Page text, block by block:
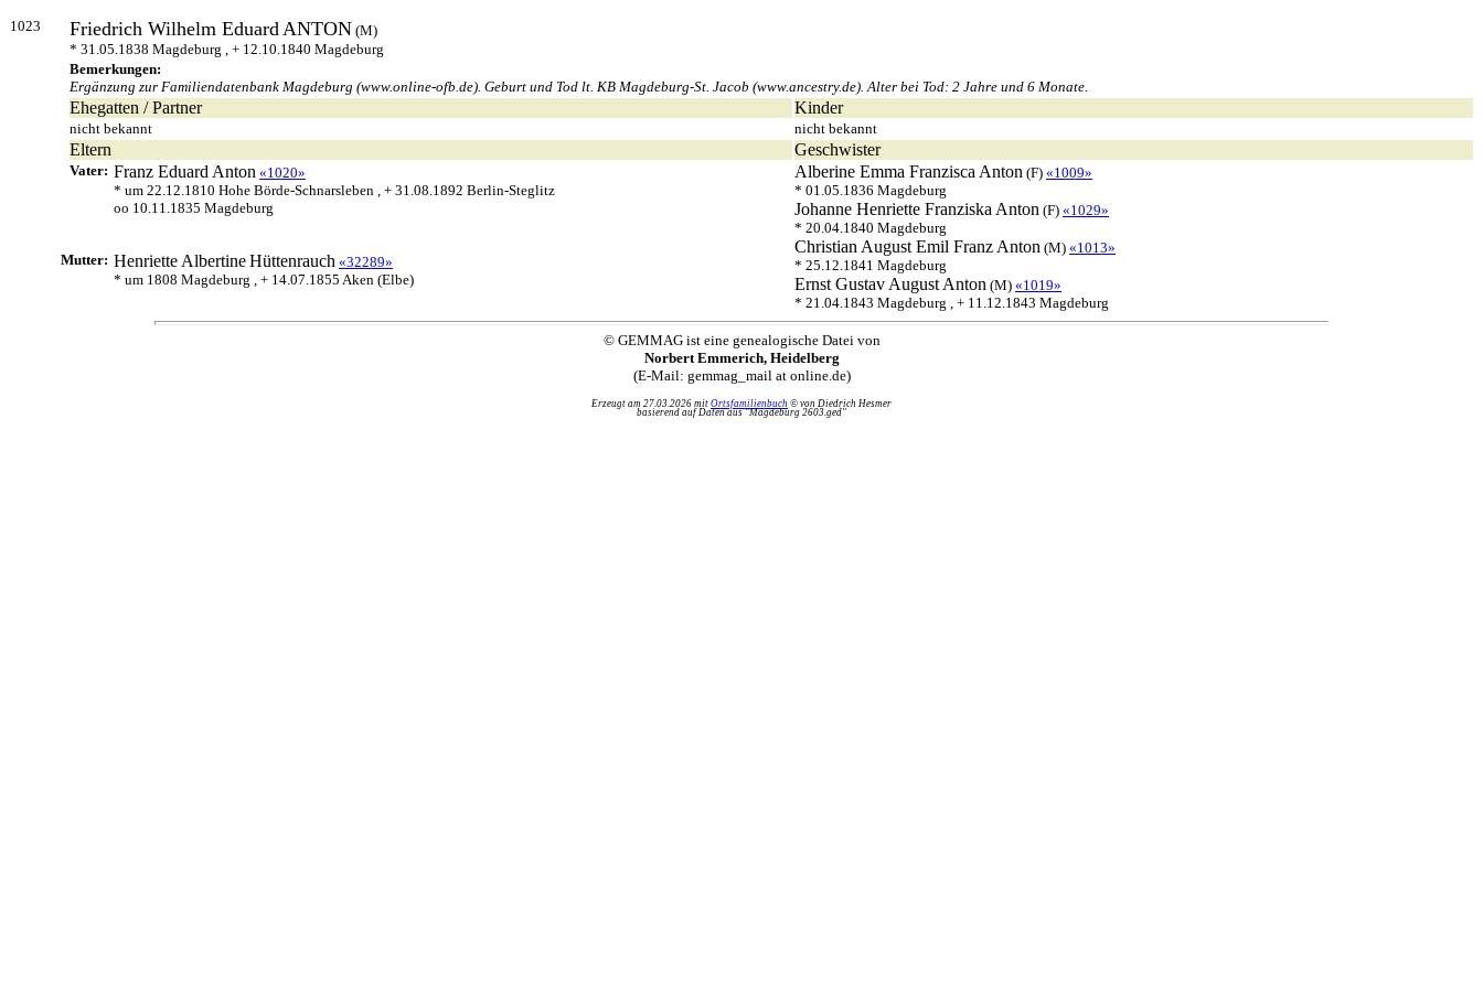
1023 Friedrich Wilhelm EduardANTON (M)
* 31.05.1838 Magdeburg , + 12.10.1840 Magdeburg
Bemerkungen:
Ergänzung zur Familiendatenbank Magdeburg (www.online-ofb.de). Geburt und Tod lt. KB Magdeburg-St. Jacob (www.ancestry.de). Alter bei Tod: 2 Jahre und 6 Monate.
Ehegatten / Partner Kinder
nicht bekannt nicht bekannt
Eltern Geschwister
Vater: Franz Eduard Anton «1020»
* um 22.12.1810 Hohe Börde-Schnarsleben , + 31.08.1892 Berlin-Steglitz
oo 10.11.1835 Magdeburg
Alberine Emma Franzisca Anton (F) «1009»
* 01.05.1836 Magdeburg
Johanne Henriette Franziska Anton (F) «1029»
* 20.04.1840 Magdeburg
Christian August Emil Franz Anton (M) «1013»
* 25.12.1841 Magdeburg
Ernst Gustav August Anton (M) «1019»
* 21.04.1843 Magdeburg , + 11.12.1843 Magdeburg
Mutter: Henriette AlbertineHüttenrauch «32289»
* um 1808 Magdeburg , + 14.07.1855 Aken (Elbe)
© GEMMAG ist eine genealogische Datei von
Norbert Emmerich, Heidelberg
(E-Mail: gemmag_mail at online.de)
Erzeugt am 27.03.2026 mit Ortsfamilienbuch © von Diedrich Hesmer
basierend auf Daten aus "Magdeburg 2603.ged"